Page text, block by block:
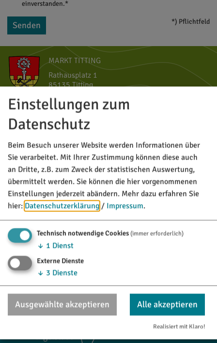
einverstanden.*
Senden *) Pflichtfeld
MARKT TITTING
Rathausplatz 1
85135 Titting
08423/9921-0
info@titting.de
TOURISTINFO
Marktstraße 21
85135 Titting
08423/9921-28
tourismus@titting.de
Einstellungen zum
Datenschutz
Beim Besuch unserer Website werden Informationen über
Sie verarbeitet. Mit Ihrer Zustimmung können diese auch
an Dritte, z.B. zum Zweck der statistischen Auswertung,
übermittelt werden. Sie können die hier vorgenommenen
Einstellungen jederzeit abändern. Mehr dazu erfahren Sie
hier: Datenschutzerklärung / Impressum.
Technisch notwendige Cookies(immer erforderlich)
↓ 1 Dienst
Externe Dienste
↓ 3 Dienste
Ausgewählte akzeptieren Alle akzeptieren
Realisiert mit Klaro!